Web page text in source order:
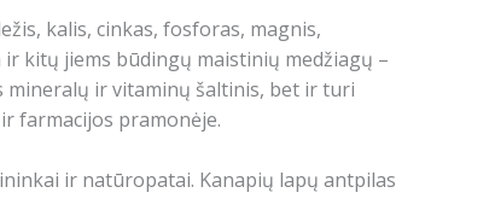
kalis, cinkas, fosforas, magnis,
kitų jiems būdingų maistinių medžiagų –
ir vitaminų šaltinis, bet ir turi
farmacijos pramonėje.
ir natūropatai. Kanapių lapų antpilas